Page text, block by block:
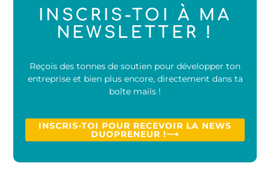
INSCRIS-TOI À MA
NEWSLETTER !
Reçois des tonnes de soutien pour développer ton
entreprise et bien plus encore, directement dans ta
boîte mails !
INSCRIS-TOI POUR RECEVOIR LA NEWS
DUOPRENEUR !⟶